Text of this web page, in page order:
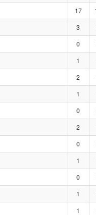
17
3
0
1
2
1
0
2
0
1
0
1
1